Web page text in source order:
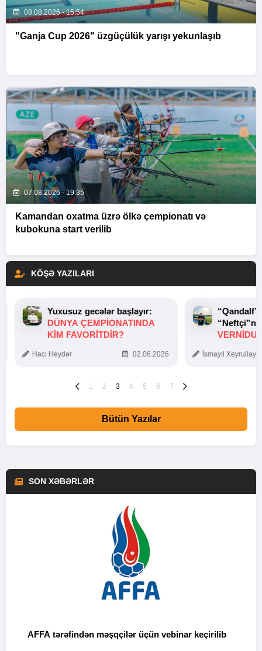
08.08.2026 - 15:54
"Ganja Cup 2026" üzgüçülük yarışı yekunlaşıb
07.08.2026 - 19:35
Kamandan oxatma üzrə ölkə çempionatı və
kubokuna start verilib
KÖŞƏ YAZILARI
Yuxusuz gecələr başlayır:
DÜNYA ÇEMPIONATINDA
KIM FAVORITDIR?
Hacı Heydər 02.06.2026 İsmayıl
1 2 3 4 5 6 7
Bütün Yazılar
SON XƏBƏRLƏR
AFFA tərəfindən məşqçilər üçün vebinar keçirilib